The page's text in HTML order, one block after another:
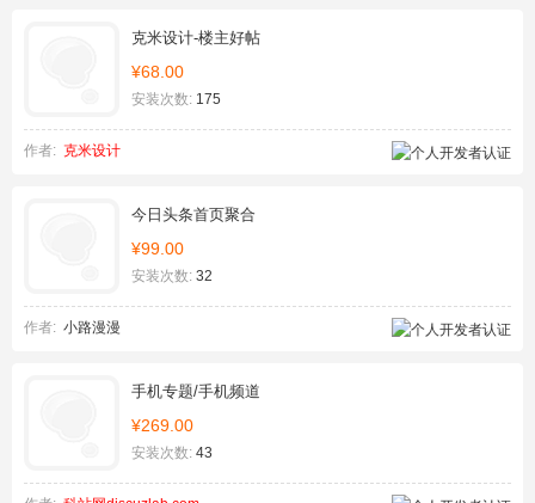
克米设计-楼主好帖
¥68.00
安装次数: 175
作者: 克米设计
今日头条首页聚合
¥99.00
安装次数: 32
作者: 小路漫漫
手机专题/手机频道
¥269.00
安装次数: 43